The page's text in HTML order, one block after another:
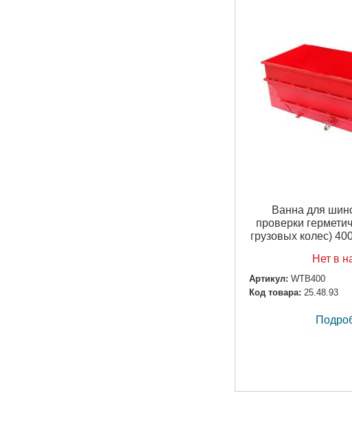
Ванна для
проверки
грузовых колес)
Нет в
Артикул: WTB400
Код товара: 25.48.93